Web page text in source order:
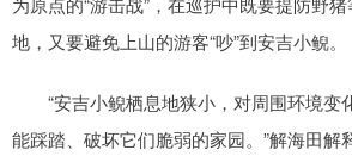
地，又要避免上山的游客“吵”到安吉小鲵。
“安吉小鲵栖息地狭小，对周围环境变
能踩踏、破坏它们脆弱的家园。”解海田解